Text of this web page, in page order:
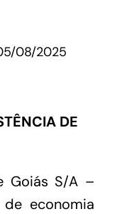
08/2025
DE
Goiás S/A –
de economia